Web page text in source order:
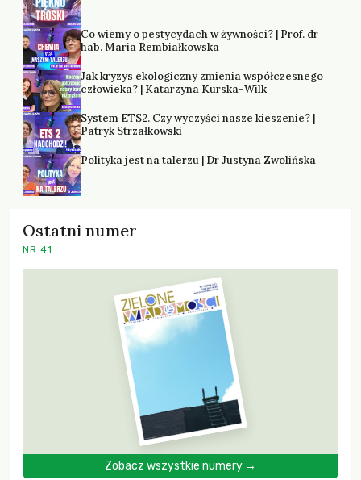
Co wiemy o pestycydach w żywności? | Prof. dr
hab. Maria Rembiałkowska
Jak kryzys ekologiczny zmienia współczesnego
człowieka? | Katarzyna Kurska-Wilk
System ETS2. Czy wyczyści nasze kieszenie? |
Patryk Strzałkowski
Polityka jest na talerzu | Dr Justyna Zwolińska
Ostatni numer
NR 41
Zobacz wszystkie numery →